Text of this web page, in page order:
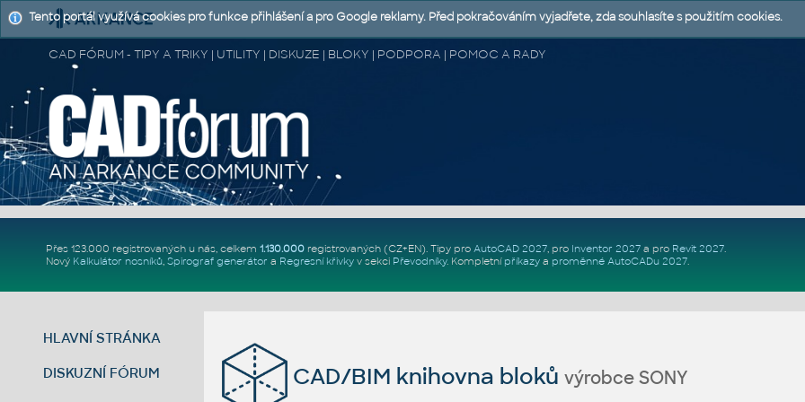
CAD FÓRUM - TIPY A TRIKY | UTILITY | DISKUZE | BLOKY | PODPORA | POMOC A RADY
Přes 123.000 registrovaných u nás, celkem 1.130.000registrovaných (CZ+EN). Tipy pro AutoCAD 2027, pro Inventor 2027a pro Revit 2027.
Nový Kalkulátor nosníků, Spirograf generátor a Regresní křivkyv sekci Převodníky. Kompletní příkazya proměnné AutoCADu 2027.
HLAVNÍ STRÁNKA
DISKUZNÍ FÓRUM CAD/BIM knihovna blokůvýrobce SONY
Tento portál využívá cookies pro funkce přihlášení a pro Google reklamy. Před pokračováním vyjadřete, zda souhlasíte s použitím cookies.